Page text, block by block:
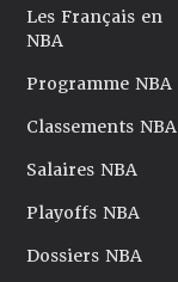
Les Français en
NBA
Programme NBA
Classements NBA
Salaires NBA
Playoffs NBA
Dossiers NBA